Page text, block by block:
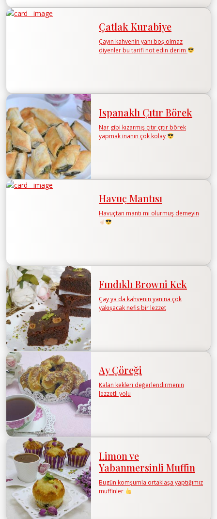
Çatlak Kurabiye
Çayın kahvenin yanı boş olmaz
diyenler bu tarifi not edin derim
Ispanaklı Çıtır Börek
Nar gibi kızarmış çıtır çıtır börek
yapmak inanın çok kolay
Havuç Mantısı
Havuçtan mantı mı olurmuş demeyin
Fındıklı Browni Kek
Çay ya da kahvenin yanına çok
yakışacak nefis bir lezzet
Ay Çöreği
Kalan kekleri değerlendirmenin
lezzetli yolu
Limon ve
Yabanmersinli Muffin
Bugün komşumla ortaklaşa yaptığımız
muffinler